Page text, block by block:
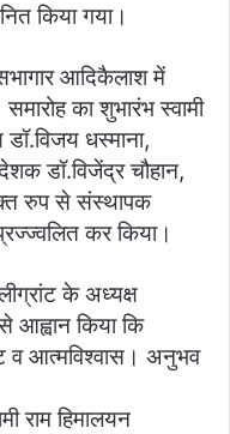
किया गया।
आदिकैलाश में
का शुभारंभ स्वामी
डॉ.विजय धस्माना,
डॉ.विजेंद्र चौहान,
रुप से संस्थापक
कर किया।
के अध्यक्ष
आह्वान किया कि
व आत्मविश्वास। अनुभव
राम हिमालयन